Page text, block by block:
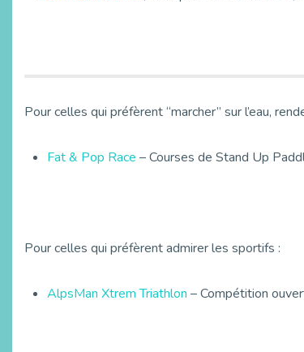
Pour celles qui préfèrent “marcher” sur l’eau,
Fat & Pop Race – Courses de Stand Up
Pour celles qui préfèrent admirer les sportifs :
AlpsMan Xtrem Triathlon – Compétition